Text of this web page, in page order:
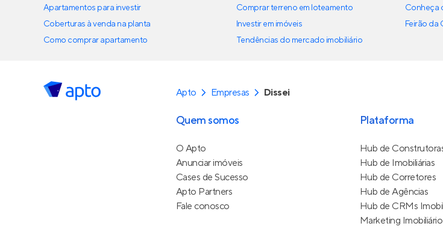
Apartamentos para investir
Coberturas à venda na planta
Como comprar apartamento
Comprar terreno em loteamento
Investir em imóveis
Tendências do mercado imobiliário
Conheça
Feirão da
Apto Empresas Dissei
Quem somos
O Apto
Anunciar imóveis
Cases de Sucesso
Apto Partners
Fale conosco
Plataforma
Hub de
Hub de Imobiliárias
Hub de Corretores
Hub de Agências
Hub de CRMs
Marketing Imobiliário